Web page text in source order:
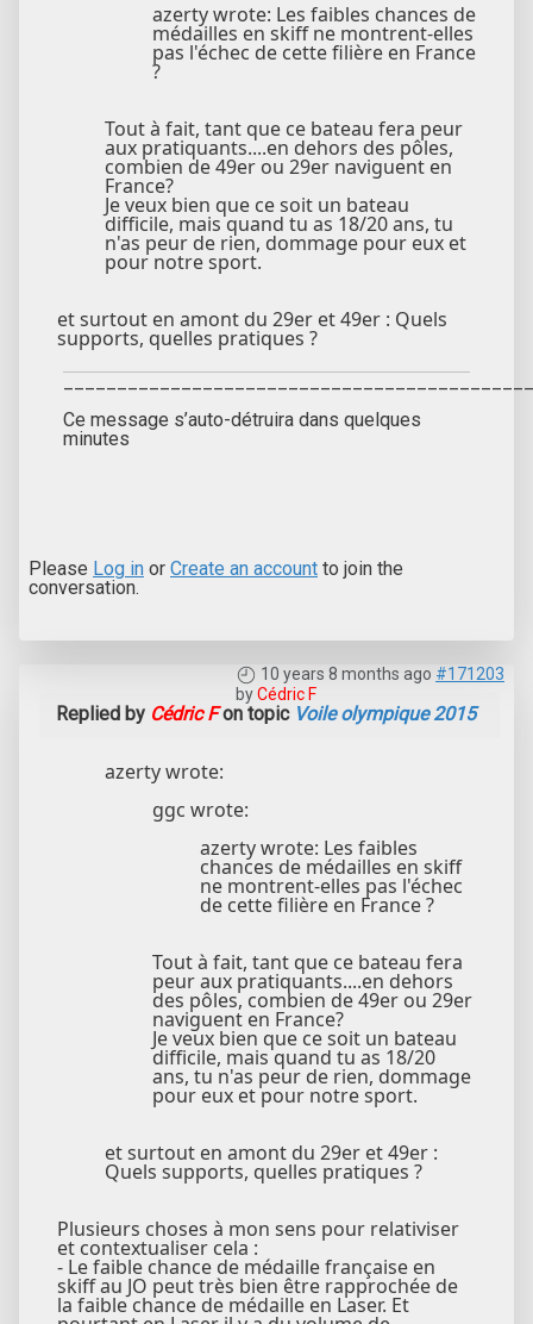
azerty wrote: Les faibles chances de
médailles en skiff ne montrent-elles
pas l'échec de cette filière en France
?
Tout à fait, tant que ce bateau fera peur
aux pratiquants....en dehors des pôles,
combien de 49er ou 29er naviguent en
France?
Je veux bien que ce soit un bateau
difficile, mais quand tu as 18/20 ans, tu
n'as peur de rien, dommage pour eux et
pour notre sport.
et surtout en amont du 29er et 49er : Quels
supports, quelles pratiques ?
Ce message s’auto-détruira dans quelques
minutes
Please Log in or Create an account to join the
conversation.
10 years 8 months ago #171203
byCédric F
Replied by Cédric Fon topic Voile olympique 2015
azerty wrote:
ggc wrote:
azerty wrote: Les faibles
chances de médailles en skiff
ne montrent-elles pas l'échec
de cette filière en France ?
Tout à fait, tant que ce bateau fera
peur aux pratiquants....en dehors
des pôles, combien de 49er ou 29er
naviguent en France?
Je veux bien que ce soit un bateau
difficile, mais quand tu as 18/20
ans, tu n'as peur de rien, dommage
pour eux et pour notre sport.
et surtout en amont du 29er et 49er :
Quels supports, quelles pratiques ?
Plusieurs choses à mon sens pour relativiser
et contextualiser cela :
- Le faible chance de médaille française en
skiff au JO peut très bien être rapprochée de
la faible chance de médaille en Laser. Et